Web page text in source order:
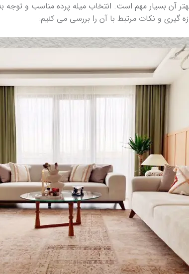
آن بسیار مهم است. انتخاب میله پرده مناسب و توجه
گیری و نکات مرتبط با آن را بررسی می‌ کنیم: